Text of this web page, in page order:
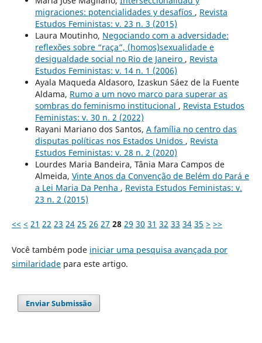
migraciones: potencialidades y desafíos , Revista
Estudos Feministas: v. 23 n. 3 (2015)
Laura Moutinho, Negociando com a adversidade:
reflexões sobre “raça”, (homos)sexualidade e
desigualdade social no Rio de Janeiro , Revista
Estudos Feministas: v. 14 n. 1 (2006)
Ayala Maqueda Aldasoro, Izaskun Sáez de la Fuente
Aldama, Rumo a um novo marco para superar as
sombras do feminismo institucional , Revista Estudos
Feministas: v. 30 n. 2 (2022)
Rayani Mariano dos Santos, A família no centro das
disputas políticas nos Estados Unidos , Revista
Estudos Feministas: v. 28 n. 2 (2020)
Lourdes Maria Bandeira, Tânia Mara Campos de
Almeida, Vinte Anos da Convenção de Belém do Pará e
a Lei Maria Da Penha , Revista Estudos Feministas: v.
23 n. 2 (2015)
<< < 21 22 23 24 25 26 27 28 29 30 31 32 33 34 35 > >>
Você também pode iniciar uma pesquisa avançada por
similaridadepara este artigo.
Enviar Submissão